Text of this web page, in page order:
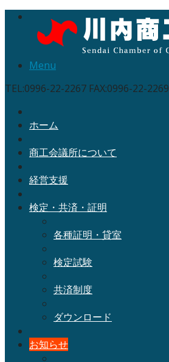
Menu
TEL:0996-22-2267 FAX:0996-22-2269
ホーム
商工会議所について
経営支援
検定・共済・証明
各種証明・貸室
検定試験
共済制度
ダウンロード
お知らせ